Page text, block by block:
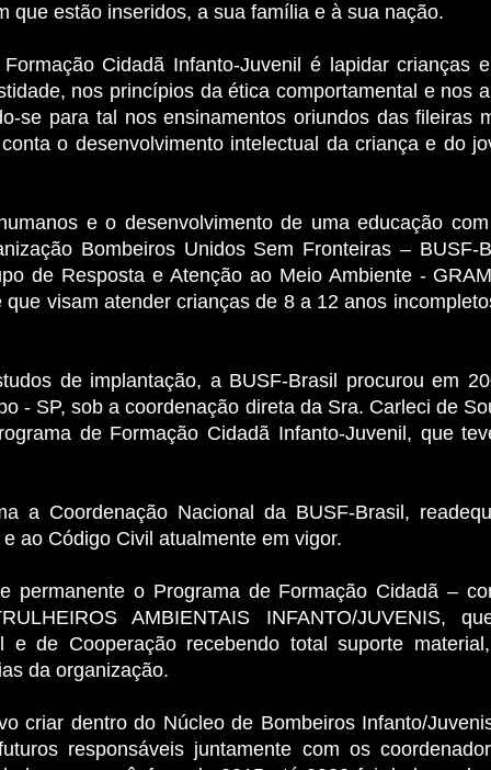
que estão inseridos, a sua família e à sua nação.
Cidadã Infanto-Juvenil é lapidar crianças
nos princípios da ética comportamental e nos
se para tal nos ensinamentos oriundos das fileiras
o desenvolvimento intelectual da criança e do
e o desenvolvimento de uma educação
Bombeiros Unidos Sem Fronteiras – BUSF-
de Resposta e Atenção ao Meio Ambiente -
visam atender crianças de 8 a 12 anos
de implantação, a BUSF-Brasil procurou em
- SP, sob a coordenação direta da Sra. Carleci de
de Formação Cidadã Infanto-Juvenil, que
a Coordenação Nacional da BUSF-Brasil,
ao Código Civil atualmente em vigor.
permanente o Programa de Formação Cidadã –
AMBIENTAIS INFANTO/JUVENIS,
e de Cooperação recebendo total suporte
da organização.
criar dentro do Núcleo de Bombeiros Infanto/
responsáveis juntamente com os